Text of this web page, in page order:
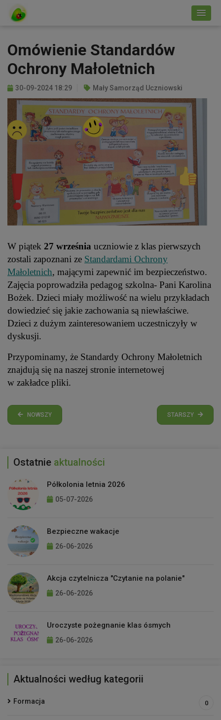
Omówienie Standardów
Ochrony Małoletnich
30-09-2024 18:29 Mały Samorząd Uczniowski
W piątek 27 września uczniowie z klas pierwszych
zostali zapoznani ze Standardami Ochrony
Małoletnich, mającymi zapewnić im bezpieczeństwo.
Zajęcia poprowadziła pedagog szkolna- Pani Karolina
Bożek. Dzieci miały możliwość na wielu przykładach
dowiedzieć się jakie zachowania są niewłaściwe.
Dzieci z dużym zainteresowaniem uczestniczyły w
dyskusji.
Przypominamy, że Standardy Ochrony Małoletnich
znajdują się na naszej stronie internetowej
w zakładce pliki.
NOWSZY STARSZY
Ostatnie aktualności
Półkolonia letnia 2026
05-07-2026
Bezpieczne wakacje
26-06-2026
Akcja czytelnicza "Czytanie na polanie"
26-06-2026
Uroczyste pożegnanie klas ósmych
26-06-2026
Aktualności według kategorii
Formacja 0